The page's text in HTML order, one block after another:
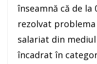
înseamnă că de la
rezolvat
salariat din
încadrat în